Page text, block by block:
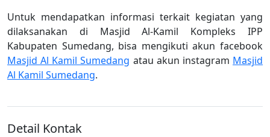
Untuk mendapatkan informasi terkait kegiatan yang
dilaksanakan di Masjid Al-Kamil Kompleks IPP
Kabupaten Sumedang, bisa mengikuti akun facebook
Masjid Al Kamil Sumedang atau akun instagram Masjid
Al Kamil Sumedang.
Detail Kontak